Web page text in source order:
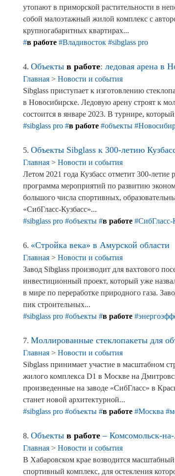
утопают в приморской растительности в
собой малоэтажный жилой комплекс с
крупногабаритных квартирах...
#в работе #Владивосток #sibglass pro
4. Объекты в работе: ледовая арена в
Главная > Новости и события
Sibglass приступает к изготовлению
в Новосибирске. Ледовую арену строят к
состоится в январе 2023. В турнире,
#sibglass pro #в работе #объекты
5. Объекты Sibglass к 300-летию
Главная > Новости и события
Летом 2021 года Кузбасс отметит 300-
программа мероприятий по развитию
большого числа спортивных,
«СибГласс-Кузбасс»...
#sibglass pro #объекты #в работе #СибГласс-
6. «Стройка века» в Амурской области
Главная > Новости и события
Завод Sibglass производит для вахтового
инвестиционный проект, который уже
в мире по переработке природного газа.
пик строительных...
#sibglass pro #объекты #в работе
7. Моллированные стеклопакеты для
Главная > Новости и события
Sibglass принимает участие в масштабном
жилого комплекса D1 в Москве на
произведенные на заводе «СибГласс» в
станет новой архитектурной...
#sibglass pro #объекты #в работе #Москва
8. Объекты в работе – Комсомольск-
Главная > Новости и события
В Хабаровском крае возводится
спортивный комплекс, для остекления